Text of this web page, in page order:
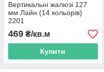
Вертикальні жалюзі 127
мм Лайн (14 кольорів)
2201
469 ₴/кв.м
Купити